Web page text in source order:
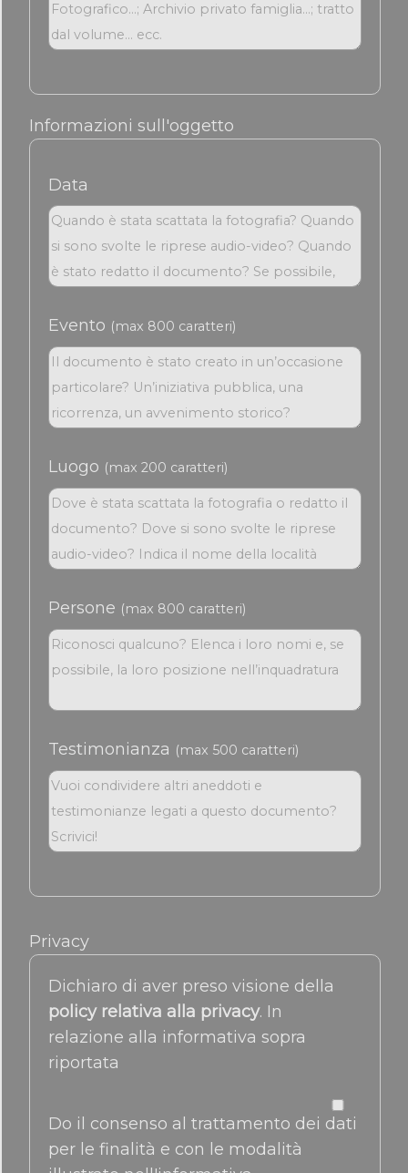
Informazioni sull'oggetto
Data
Evento (max 800 caratteri)
Luogo (max 200 caratteri)
Persone (max 800 caratteri)
Testimonianza (max 500 caratteri)
Privacy
Dichiaro di aver preso visione della
policy relativa alla privacy. In
relazione alla informativa sopra
riportata
Do il consenso al trattamento dei dati
per le finalità e con le modalità